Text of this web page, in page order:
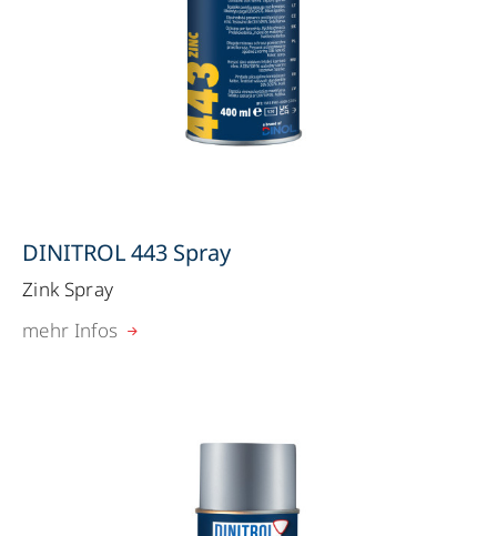
DINITROL 443 Spray
Zink Spray
mehr Infos